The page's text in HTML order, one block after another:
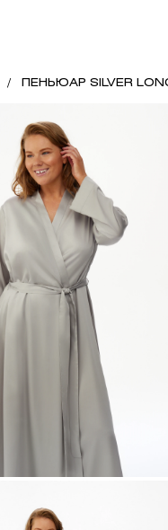
ПЕНЬЮАР SILVER